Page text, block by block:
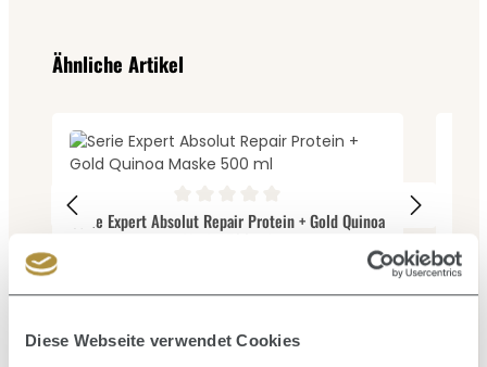
Diese Webseite verwendet Cookies
Produktgalerie überspringen
Ähnliche Artikel
Durchschnittliche Bewertung von 0 von 5 Sternen
Serie Expert Absolut Repair Protein + Gold Quinoa
Maske 500 ml
28,93 €